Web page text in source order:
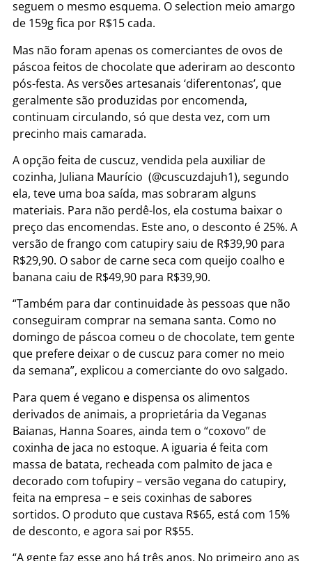
seguem o mesmo esquema. O selection meio amargo
de 159g fica por R$15 cada.
Mas não foram apenas os comerciantes de ovos de
páscoa feitos de chocolate que aderiram ao desconto
pós-festa. As versões artesanais ‘diferentonas’, que
geralmente são produzidas por encomenda,
continuam circulando, só que desta vez, com um
precinho mais camarada.
A opção feita de cuscuz, vendida pela auxiliar de
cozinha, Juliana Maurício (@cuscuzdajuh1), segundo
ela, teve uma boa saída, mas sobraram alguns
materiais. Para não perdê-los, ela costuma baixar o
preço das encomendas. Este ano, o desconto é 25%. A
versão de frango com catupiry saiu de R$39,90 para
R$29,90. O sabor de carne seca com queijo coalho e
banana caiu de R$49,90 para R$39,90.
“Também para dar continuidade às pessoas que não
conseguiram comprar na semana santa. Como no
domingo de páscoa comeu o de chocolate, tem gente
que prefere deixar o de cuscuz para comer no meio
da semana”, explicou a comerciante do ovo salgado.
Para quem é vegano e dispensa os alimentos
derivados de animais, a proprietária da Veganas
Baianas, Hanna Soares, ainda tem o “coxovo” de
coxinha de jaca no estoque. A iguaria é feita com
massa de batata, recheada com palmito de jaca e
decorado com tofupiry – versão vegana do catupiry,
feita na empresa – e seis coxinhas de sabores
sortidos. O produto que custava R$65, está com 15%
de desconto, e agora sai por R$55.
“A gente faz esse ano há três anos. No primeiro ano as